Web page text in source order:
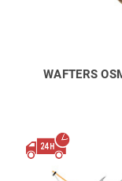
WAFTERS